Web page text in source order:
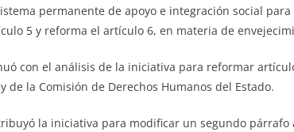
permanente de apoyo e integración social para
5 y reforma el artículo 6, en materia de
con el análisis de la iniciativa para reformar
de la Comisión de Derechos Humanos del Estado.
la iniciativa para modificar un segundo párrafo